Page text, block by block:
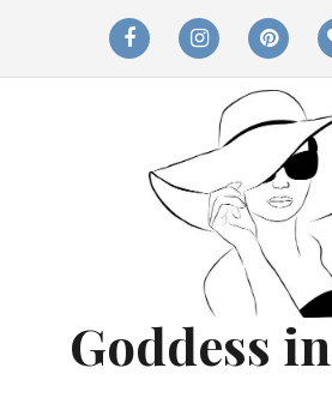
facebookinstagram
Goddess